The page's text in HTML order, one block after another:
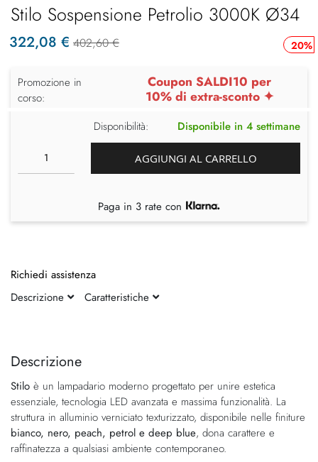
fine
galleria
di
immagini
della
di
immagini
Descrizione
Stilo è un lampadario moderno progettato per unire estetica
essenziale, tecnologia LED avanzata e massima funzionalità. La
struttura in alluminio verniciato texturizzato, disponibile nelle finiture
bianco, nero, peach, petrol e deep blue, dona carattere e
raffinatezza a qualsiasi ambiente contemporaneo.
Stilo Sospensione Petrolio 3000K Ø34
20%
322,08 € 402,60 €
Promozione in
corso:
Coupon SALDI10 per
10% di extra-sconto ✦
Disponibilità: Disponibile in 4 settimane
AGGIUNGI AL CARRELLO
Paga in 3 rate con
Richiedi assistenza
Descrizione
Caratteristiche